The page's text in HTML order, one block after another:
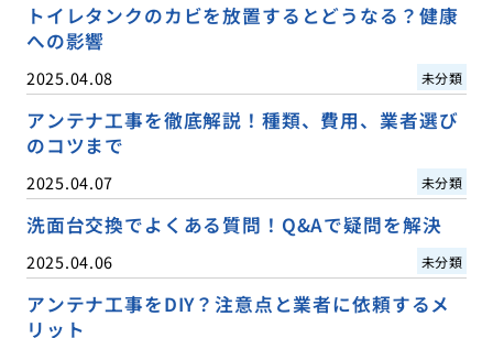
トイレタンクのカビを放置するとどうなる？健康
への影響
2025.04.08 未分類
アンテナ工事を徹底解説！種類、費用、業者選び
のコツまで
2025.04.07 未分類
洗面台交換でよくある質問！Q&Aで疑問を解決
2025.04.06 未分類
アンテナ工事をDIY？注意点と業者に依頼するメ
リット